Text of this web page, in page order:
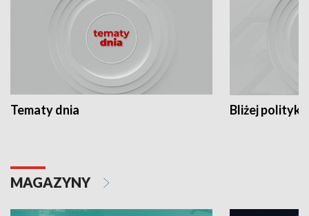
Tematy dnia Bliżej polityki
MAGAZYNY